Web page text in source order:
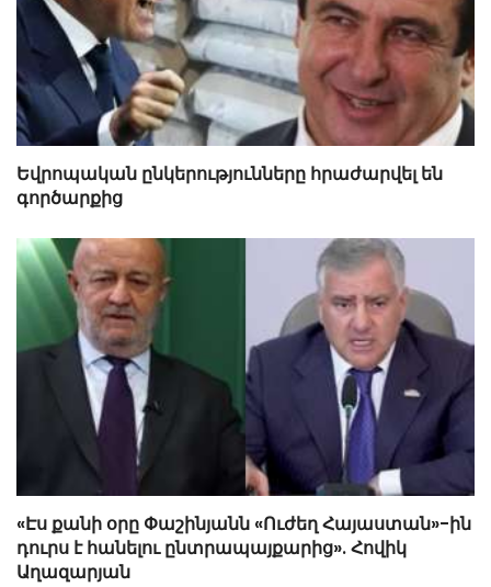
Եվրոպական ընկերությունները հրաժարվել են
գործարքից
«Էս քանի օրը Փաշինյանն «Ուժեղ Հայաստան»-ին
դուրս է հանելու ընտրապայքարից». Հովիկ
Աղազարյան